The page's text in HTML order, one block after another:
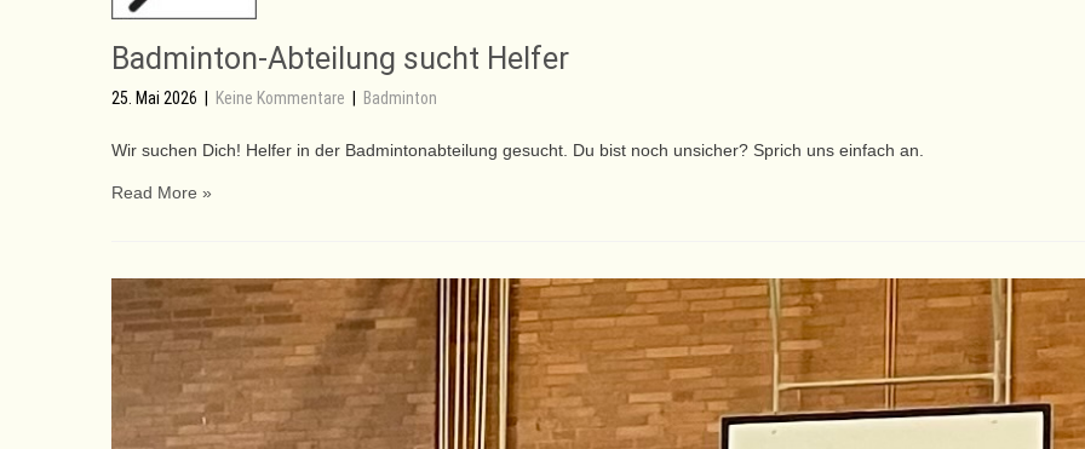
Badminton-Abteilung sucht Helfer
25. Mai 2026 Keine Kommentare Badminton
Wir suchen Dich! Helfer in der Badmintonabteilung gesucht. Du bist noch unsicher? Sprich uns einfach an.
Read More »